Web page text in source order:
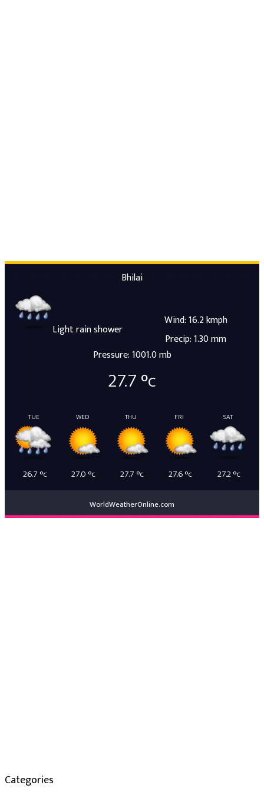
Bhilai
Light rain shower
Wind: 16.2 kmph
Precip: 1.30 mm
Pressure: 1001.0 mb
27.7°c
TUE
26.7 °c
WED
27.0 °c
THU
27.7 °c
FRI
27.6°c
SAT
27.2°c
WorldWeatherOnline.com
Categories